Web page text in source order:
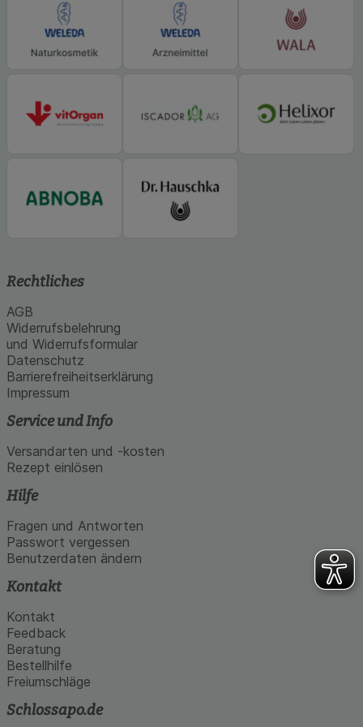
Rechtliches
AGB
Widerrufsbelehrung
und Widerrufsformular
Datenschutz
Barrierefreiheitserklärung
Impressum
Service und Info
Versandarten und -kosten
Rezept einlösen
Hilfe
Fragen und Antworten
Passwort vergessen
Benutzerdaten ändern
Kontakt
Kontakt
Feedback
Beratung
Bestellhilfe
Freiumschläge
Schlossapo.de